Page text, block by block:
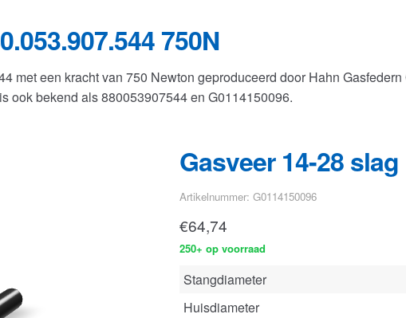
750N
met een kracht van 750 Newton geproduceerd door Hahn
ook bekend als 880053907544 en G0114150096.
Gasveer 14-28
Artikelnummer: G0114150096
€64,74
250+ op voorraad
Stangdiameter
Huisdiameter